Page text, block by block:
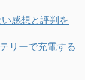
感想と評判を
リーで充電する